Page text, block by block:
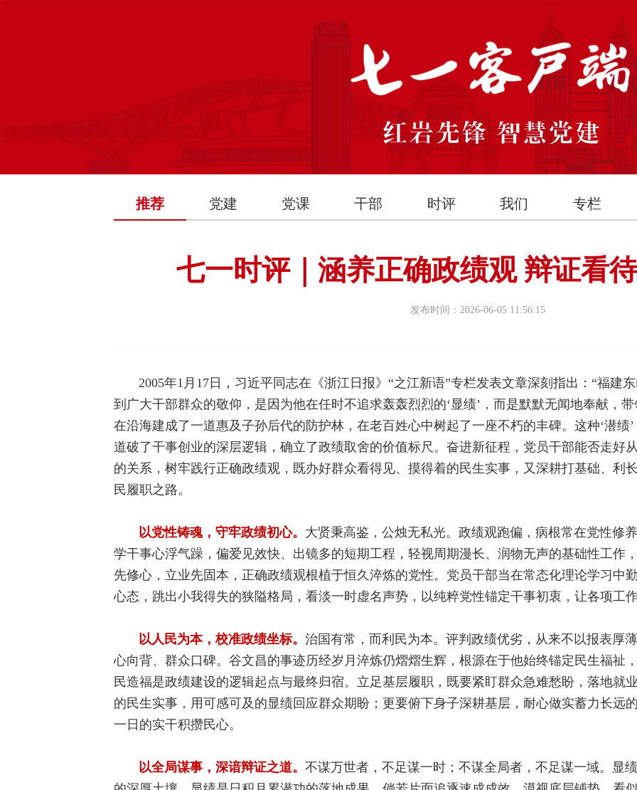
推荐 党建 党课 干部 时评 我们 专栏
七一时评｜涵养正确政绩观 辩证看
发布时间：2026-06-05 11:56:15
2005年1月17日，习近平同志在《浙江日报》“之江新语”专栏发表文章深刻指出：“福建
到广大干部群众的敬仰，是因为他在任时不追求轰轰烈烈的‘显绩’，而是默默无闻地奉献，
在沿海建成了一道惠及子孙后代的防护林，在老百姓心中树起了一座不朽的丰碑。这种‘潜绩’
道破了干事创业的深层逻辑，确立了政绩取舍的价值标尺。奋进新征程，党员干部能否走好
的关系，树牢践行正确政绩观，既办好群众看得见、摸得着的民生实事，又深耕打基础、利
民履职之路。
以党性铸魂，守牢政绩初心。 大贤秉高鉴，公烛无私光。政绩观跑偏，病根常在党性修
学干事心浮气躁，偏爱见效快、出镜多的短期工程，轻视周期漫长、润物无声的基础性工作
先修心，立业先固本，正确政绩观根植于恒久淬炼的党性。党员干部当在常态化理论学习中
心态，跳出小我得失的狭隘格局，看淡一时虚名声势，以纯粹党性锚定干事初衷，让各项工
以人民为本，校准政绩坐标。 治国有常，而利民为本。评判政绩优劣，从来不以报表厚
心向背、群众口碑。谷文昌的事迹历经岁月淬炼仍熠熠生辉，根源在于他始终锚定民生福祉
民造福是政绩建设的逻辑起点与最终归宿。立足基层履职，既要紧盯群众急难愁盼，落地就
的民生实事，用可感可及的显绩回应群众期盼；更要俯下身子深耕基层，耐心做实蓄力长远
一日的实干积攒民心。
以全局谋事，深谙辩证之道。 不谋万世者，不足谋一时；不谋全局者，不足谋一域。显